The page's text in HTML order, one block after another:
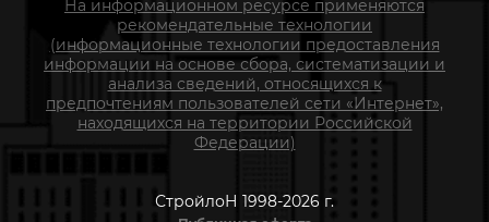
На информационном ресурсе применяются
рекомендательные технологии
(информационные технологии предоставления
информации на основе сбора, систематизации и
анализа сведений, относящихся к
предпочтениям пользователей сети «Интернет»,
находящихся на территории Российской
Федерации)
СтройлоН 1998-2026 г.